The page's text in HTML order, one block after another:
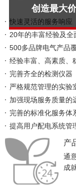
创造最大
快速灵活的服务响应
20年的丰富经验及
500多品牌电气产品
经验丰富、高素质、
完善齐全的检测仪器
严格规范管理的实验
加强现场服务质量的
完善的标准化服务体
提高用户配电系统管
产
通
成